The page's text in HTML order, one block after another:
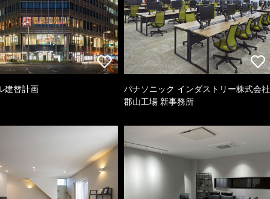
建替計画
パナソニック インダストリー株式会社
郡山工場 新事務所